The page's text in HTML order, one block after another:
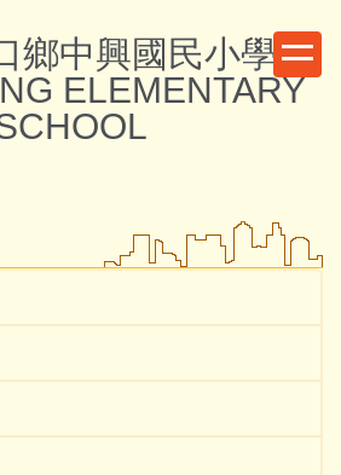
鄉中興國民小學 -
ELEMENTARY